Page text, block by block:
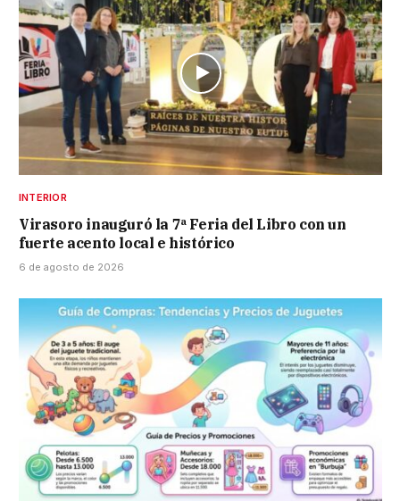
INTERIOR
Virasoro inauguró la 7ª Feria del Libro con un
fuerte acento local e histórico
6 de agosto de 2026